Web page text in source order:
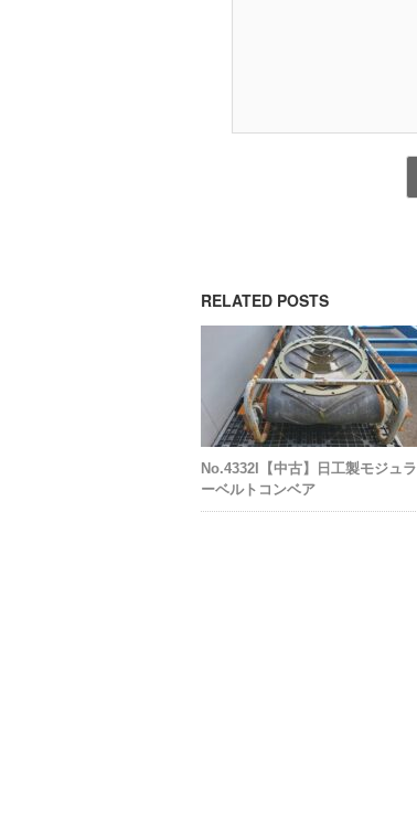
RELATED POSTS
No.4332I【中古】日工製モジュラ
ーベルトコンベア